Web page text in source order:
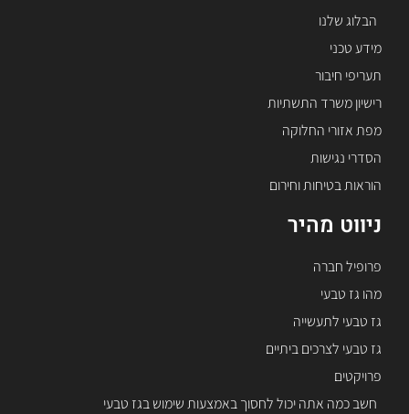
ניווט מהיר
פרופיל חברה
מהו גז טבעי
גז טבעי לתעשייה
גז טבעי לצרכים ביתיים
פרויקטים
חשב כמה אתה יכול לחסוך באמצעות שימוש בגז טבעי
הבלוג שלנו
מידע טכני
תעריפי חיבור
רישיון משרד התשתיות
מפת אזורי החלוקה
הסדרי נגישות
הוראות בטיחות וחירום